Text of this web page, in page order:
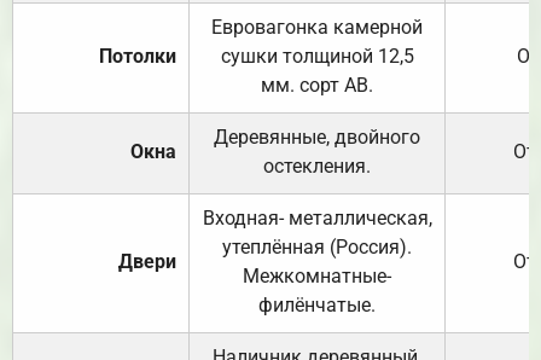
Потолки
Евровагонка камерной
сушки толщиной 12,5
мм. сорт АВ.
Окна
Деревянные, двойного
остекления.
Двери
Входная- металлическая,
утеплённая (Россия).
Межкомнатные-
филёнчатые.